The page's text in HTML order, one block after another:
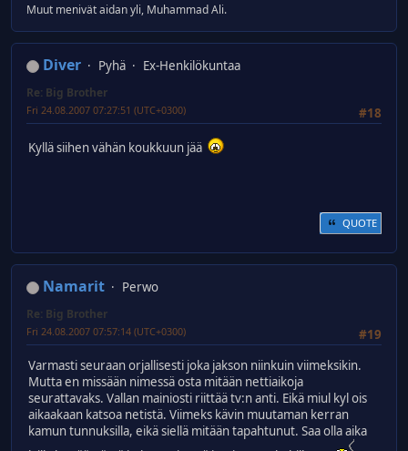
Muut menivät aidan yli, Muhammad Ali.
Diver Pyhä Ex-Henkilökuntaa
Re: Big Brother
#18
Fri 24.08.2007 07:27:51 (UTC+0300)
Kyllä siihen vähän koukkuun jää
QUOTE
Namarit Perwo
Re: Big Brother
#19
Fri 24.08.2007 07:57:14 (UTC+0300)
Varmasti seuraan orjallisesti joka jakson niinkuin viimeksikin.
Mutta en missään nimessä osta mitään nettiaikoja
seurattavaks. Vallan mainiosti riittää tv:n anti. Eikä miul kyl ois
aikaakaan katsoa netistä. Viimeks kävin muutaman kerran
kamun tunnuksilla, eikä siellä mitään tapahtunut. Saa olla aika